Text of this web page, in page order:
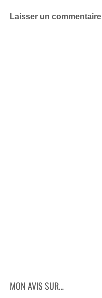
Laisser un commentaire
MON AVIS SUR…